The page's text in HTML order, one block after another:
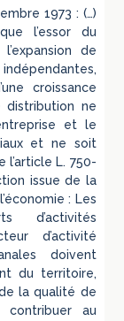
1973 : (…)
l’essor du
de
croissance
distribution ne
et le
et ne soit
l’article L. 750-
issue de la
: Les
d’activités
d’activité
doivent
du territoire,
la qualité de
contribuer au